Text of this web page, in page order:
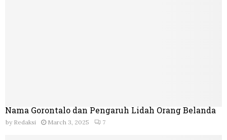
Nama Gorontalo dan Pengaruh Lidah Orang Belanda
by Redaksi March 3, 2025 7